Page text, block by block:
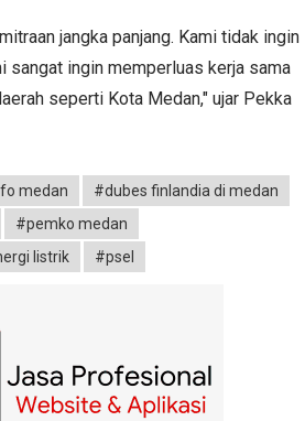
jangka panjang. Kami tidak ingin
sangat ingin memperluas kerja sama
seperti Kota Medan," ujar Pekka
medan
#dubes finlandia di medan
#pemko medan
listrik
#psel